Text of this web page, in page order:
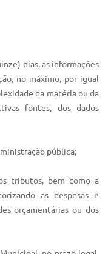
dias, as informações
no máximo, por igual
da matéria ou da
fontes, dos dados
pública;
tributos, bem como a
as despesas e
orçamentárias ou dos